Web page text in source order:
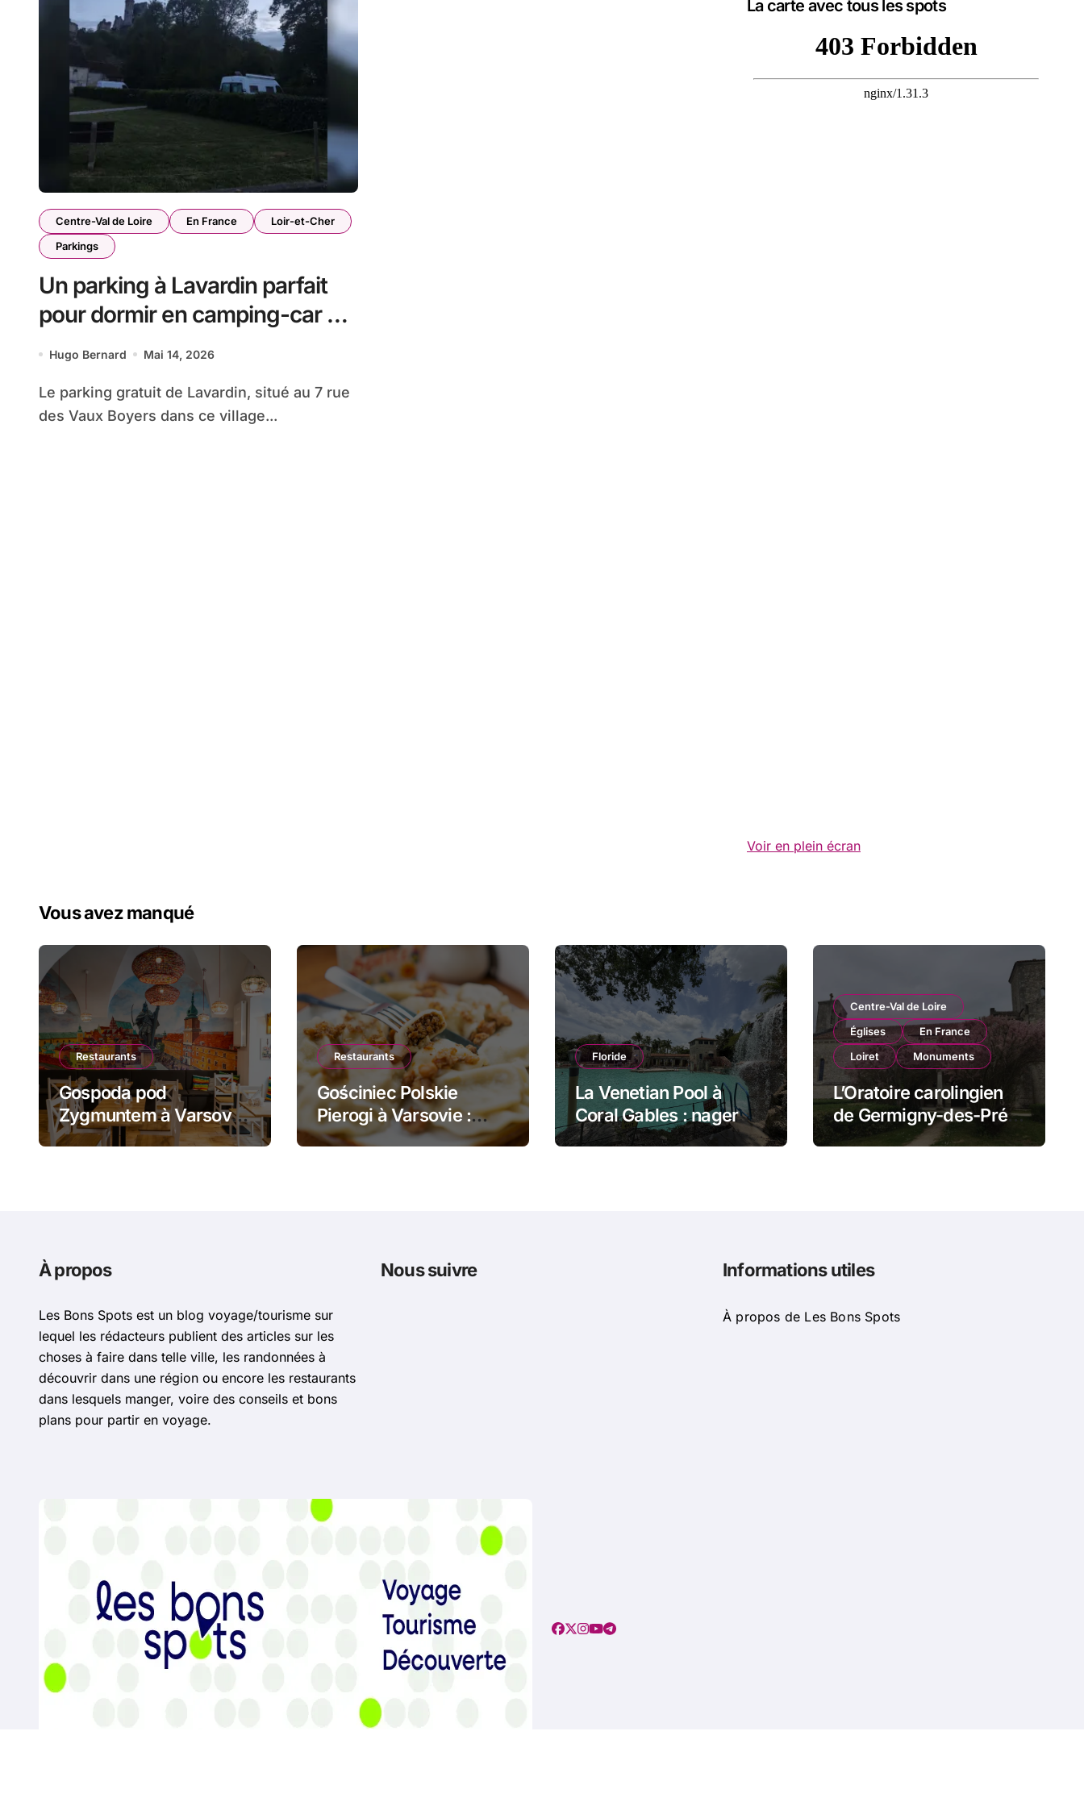
Centre-Val de Loire En France
Loir-et-Cher
Parkings
Un parking à Lavardin parfait
pour dormir en camping-car ou
en van
Hugo Bernard Mai 14, 2026
Le parking gratuit de Lavardin, situé au 7 rue
des Vaux Boyers dans ce village...
La carte avec tous les spots
Voir en plein écran
Vous avez manqué
Restaurants
Gospoda pod
Zygmuntem à Varsovie
: barszcz aux uszka et
Restaurants
Gościniec Polskie
Pierogi à Varsovie :
żurek dans le pain et
Floride
La Venetian Pool à
Coral Gables : nager
dans un monument
Centre-Val de Loire
Églises
En France
Loiret
Monuments
L’Oratoire carolingien
de Germigny-des-Prés
: cette église renferme
À propos
Les Bons Spots est un blog voyage/tourisme sur
lequel les rédacteurs publient des articles sur les
choses à faire dans telle ville, les randonnées à
découvrir dans une région ou encore les restaurants
dans lesquels manger, voire des conseils et bons
plans pour partir en voyage.
Nous suivre Informations utiles
À propos de Les Bons Spots